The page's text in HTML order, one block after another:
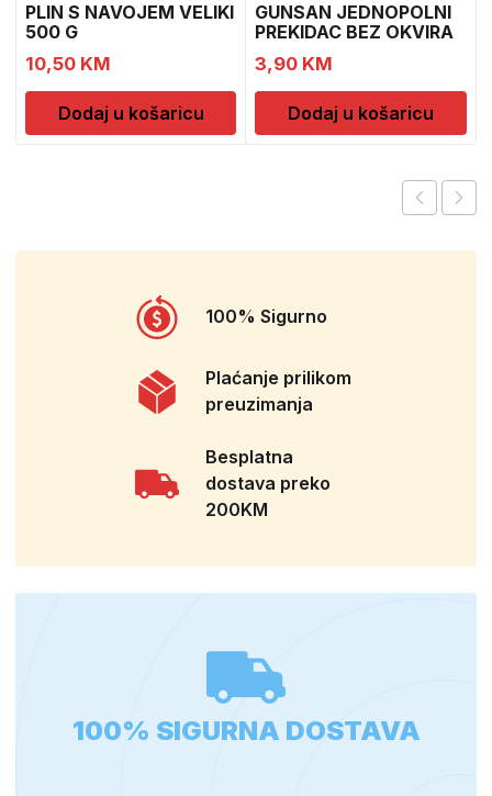
PLIN S NAVOJEM VELIKI
500 G
10,50 KM
Dodaj u košaricu
GUNSAN JEDNOPOLNI
PREKIDAC BEZ OKVIRA
11
3,90 KM
Dodaj u košaricu
100% Sigurno
Plaćanje prilikom
preuzimanja
Besplatna
dostava preko
200KM
100% SIGURNA DOSTAVA